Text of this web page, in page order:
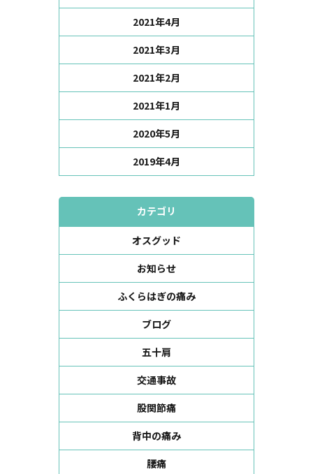
2021年4月
2021年3月
2021年2月
2021年1月
2020年5月
2019年4月
カテゴリ
オスグッド
お知らせ
ふくらはぎの痛み
ブログ
五十肩
交通事故
股関節痛
背中の痛み
腰痛